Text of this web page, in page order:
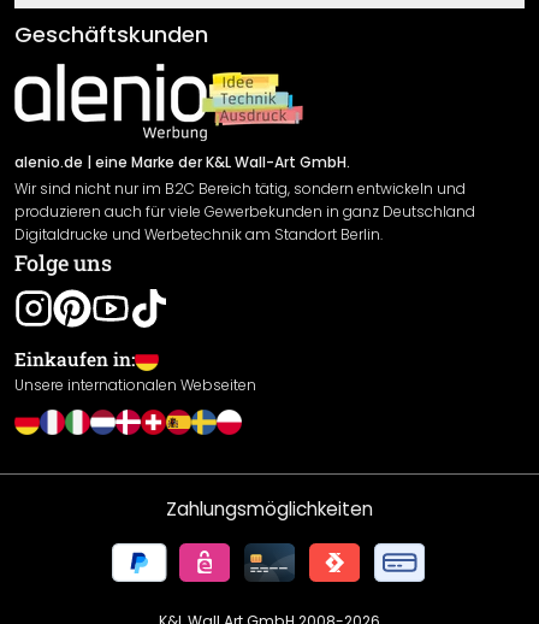
Klebe- und Montageanleitungen
Newsletter An-/Abmeldung
Sendungsverfolgung
AGB
Impressum
Versand & Zahlung
Rücksendung
Widerrufsrecht
Datenschutzerklärung
Gewährleistung
Leistungserklärung / CE-Zeichen
Cookie Einstellungen
Geschäftskunden
alenio.de | eine Marke der K&L Wall-Art GmbH.
Wir sind nicht nur im B2C Bereich tätig, sondern entwickeln und
produzieren auch für viele Gewerbekunden in ganz Deutschland
Digitaldrucke und Werbetechnik am Standort Berlin.
Folge uns
Einkaufen in:
Unsere internationalen Webseiten
Zahlungsmöglichkeiten